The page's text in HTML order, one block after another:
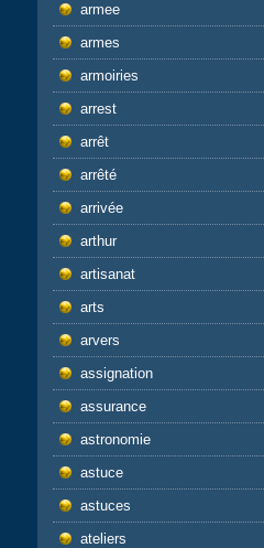
armee
armes
armoiries
arrest
arrêt
arrêté
arrivée
arthur
artisanat
arts
arvers
assignation
assurance
astronomie
astuce
astuces
ateliers